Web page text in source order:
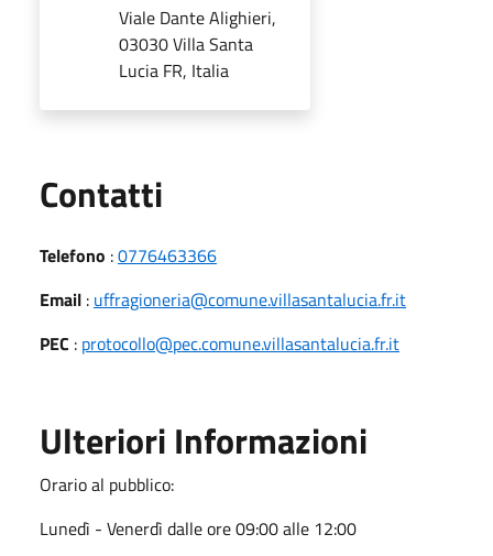
Viale Dante Alighieri,
03030 Villa Santa
Lucia FR, Italia
Contatti
Telefono :0776463366
Email : uffragioneria@comune.villasantalucia.fr.it
PEC : protocollo@pec.comune.villasantalucia.fr.it
Ulteriori Informazioni
Orario al pubblico:
Lunedì - Venerdì dalle ore 09:00 alle 12:00